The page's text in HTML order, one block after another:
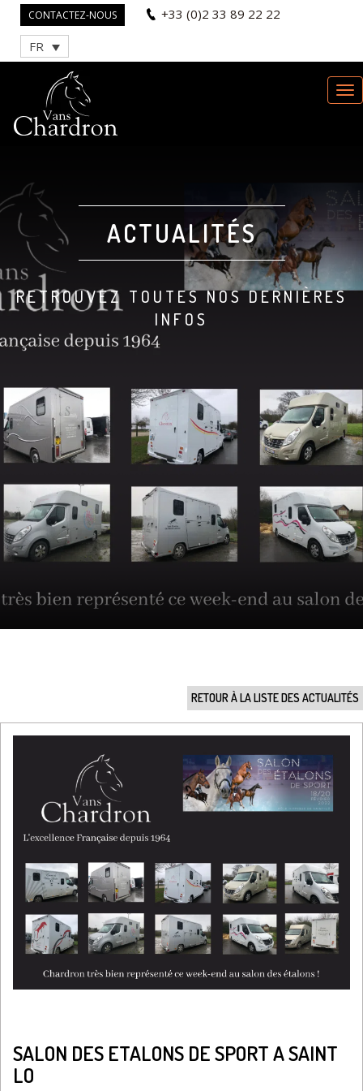
CONTACTEZ-NOUS +33 (0)2 33 89 22 22
FR
ACTUALITÉS
RETROUVEZ TOUTES NOS DERNIÈRES
INFOS
RETOUR À LA LISTE DES ACTUALITÉS
SALON DES ETALONS DE SPORT A SAINT
LO